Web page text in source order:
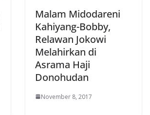
Malam Midodareni
Kahiyang-Bobby,
Relawan Jokowi
Melahirkan di
Asrama Haji
Donohudan
November 8, 2017